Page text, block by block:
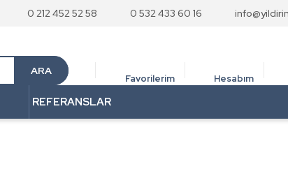
0 212 452 52 58 0 532 433 60 16
ARA
Favorilerim Hesabım
REFERANSLAR